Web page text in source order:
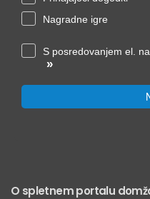
Nagradne igre
S posredovanjem el.
»
O spletnem portalu